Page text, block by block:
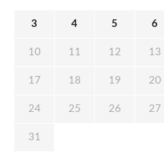
3 4 5 6
10 11 12 13
17 18 19 20
24 25 26 27
31